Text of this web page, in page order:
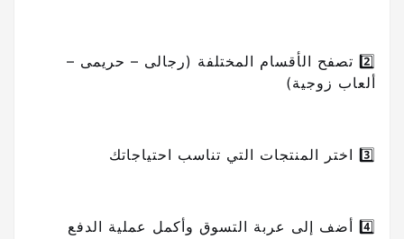
2️⃣ تصفح الأقسام المختلفة (رجالى – حريمى –
ألعاب زوجية)
3️⃣ اختر المنتجات التي تناسب احتياجاتك
4️⃣ أضف إلى عربة التسوق وأكمل عملية الدفع